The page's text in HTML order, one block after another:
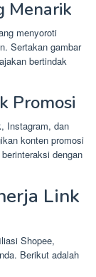
Menarik
menyoroti
Sertakan gambar
bertindak
Promosi
Instagram, dan
konten promosi
dengan
Link
Shopee,
Berikut adalah